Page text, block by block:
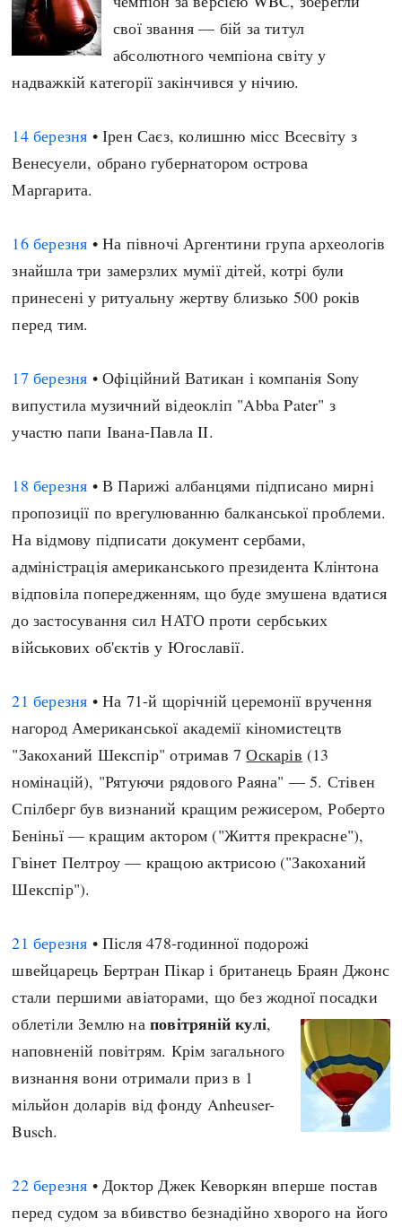
свої звання — бій за титул
абсолютного чемпіона світу у
надважкій категорії закінчився у нічию.
14 березня • Ірен Саєз, колишню місс Всесвіту з
Венесуели, обрано губернатором острова
Маргарита.
16 березня • На півночі Аргентини група археологів
знайшла три замерзлих мумії дітей, котрі були
принесені у ритуальну жертву близько 500 років
перед тим.
17 березня • Офіційний Ватикан і компанія Sony
випустила музичний відеокліп "Abba Pater" з
участю папи Івана-Павла II.
18 березня • В Парижі албанцями підписано мирні
пропозиції по врегулюванню балканської проблеми.
На відмову підписати документ сербами,
адміністрація американського президента Клінтона
відповіла попередженням, що буде змушена вдатися
до застосування сил НАТО проти сербських
військових об'єктів у Югославії.
21 березня • На 71-й щорічній церемонії вручення
нагород Американської академії кіномистецтв
"Закоханий Шекспір" отримав 7Оскарів (13
номінацій), "Рятуючи рядового Раяна" — 5. Стівен
Спілберг був визнаний кращим режисером, Роберто
Беніньї — кращим актором ("Життя прекрасне"),
Гвінет Пелтроу — кращою актрисою ("Закоханий
Шекспір").
21 березня • Після 478-годинної подорожі
швейцарець Бертран Пікар і британець Браян Джонс
стали першими авіаторами, що без жодної посадки
облетіли Землю наповітряній кулі,
наповненій повітрям. Крім загального
визнання вони отримали приз в 1
мільйон доларів від фонду Anheuser-
Busch.
22 березня • Доктор Джек Кеворкян вперше постав
перед судом за вбивство безнадійно хворого на його